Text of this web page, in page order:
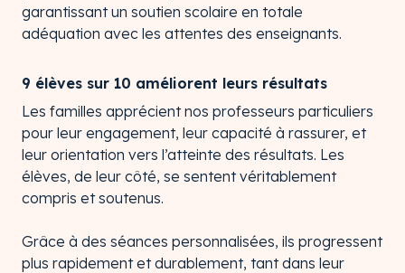
garantissant un soutien scolaire en totale
adéquation avec les attentes des enseignants.
9 élèves sur 10 améliorent leurs résultats
Les familles apprécient nos professeurs particuliers
pour leur engagement, leur capacité à rassurer, et
leur orientation vers l’atteinte des résultats. Les
élèves, de leur côté, se sentent véritablement
compris et soutenus.
Grâce à des séances personnalisées, ils progressent
plus rapidement et durablement, tant dans leur